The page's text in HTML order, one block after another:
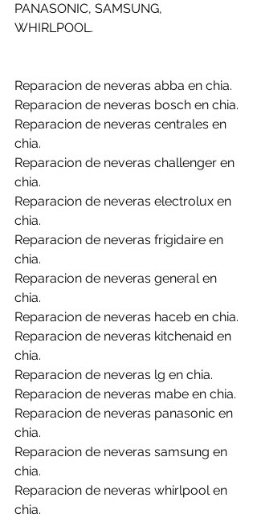
PANASONIC, SAMSUNG,
WHIRLPOOL.
Reparacion de neveras abba en chia.
Reparacion de neveras bosch en chia.
Reparacion de neveras centrales en
chia.
Reparacion de neveras challenger en
chia.
Reparacion de neveras electrolux en
chia.
Reparacion de neveras frigidaire en
chia.
Reparacion de neveras general en
chia.
Reparacion de neveras haceb en chia.
Reparacion de neveras kitchenaid en
chia.
Reparacion de neveras lg en chia.
Reparacion de neveras mabe en chia.
Reparacion de neveras panasonic en
chia.
Reparacion de neveras samsung en
chia.
Reparacion de neveras whirlpool en
chia.